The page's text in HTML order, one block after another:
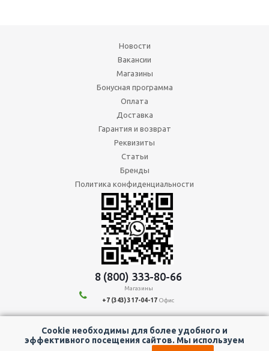
Cookie необходимы для более удобного и
эффективного посещения сайтов. Мы используем
Новости
Вакансии
Магазины
Бонусная программа
Оплата
Доставка
Гарантия и возврат
Реквизиты
Статьи
Бренды
Политика конфиденциальности
8 (800) 333-80-66
Магазины
+7 (343) 317-04-17 Офис
Мы в социальных сетях: